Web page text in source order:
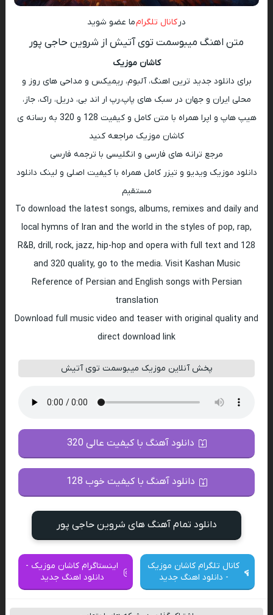
در کانال تلگرامما عضو شوید
متن اهنگ میبوسمت توی آتیش از شروین حاجی پور
کاشان موزیک
برای دانلود جدید ترین اهنگ، آلبوم، ریمیکس و مداحی های روز و
محلی ایران و جهان در سبک های پاپ،رپ ار اند بی، دریل، راک، جاز،
هیپ هاپ و اپرا همراه با متن کامل و کیفیت 128 و 320 به رسانه ی
کاشان موزیک مراجعه کنید
مرجع ترانه های فارسی و انگلیسی با ترجمه فارسی
دانلود موزیک ویدیو و تیزر کامل همراه با کیفیت اصلی و لینک دانلود
مستقیم
To download the latest songs, albums, remixes and daily and
local hymns of Iran and the world in the styles of pop, rap,
R&B, drill, rock, jazz, hip-hop and opera with full text and 128
and 320 quality, go to the media. Visit Kashan Music
Reference of Persian and English songs with Persian
translation
Download full music video and teaser with original quality and
direct download link
پخش آنلاین موزیک میبوسمت توی آتیش
دانلود آهنگ با کیفیت عالی 320
دانلود آهنگ با کیفیت خوب 128
دانلود تمام آهنگ های شروین حاجی پور
کانال تلگرام کاشان موزیک
- دانلود اهنگ جدید
اینستاگرام کاشان موزیک -
دانلود اهنگ جدید